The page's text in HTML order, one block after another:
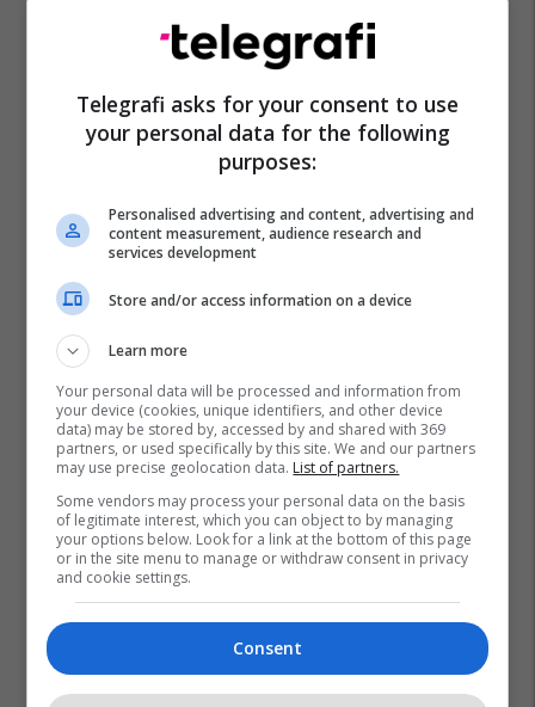
Telegrafi asks for your consent to use
your personal data for the following
purposes:
Personalised advertising and content, advertising and
content measurement, audience research and
services development
Store and/or access information on a device
Learn more
Your personal data will be processed and information from
your device (cookies, unique identifiers, and other device
data) may be stored by, accessed by and shared with 369
partners, or used specifically by this site. We and our partners
may use precise geolocation data. List of partners.
Some vendors may process your personal data on the basis
of legitimate interest, which you can object to by managing
your options below. Look for a link at the bottom of this page
or in the site menu to manage or withdraw consent in privacy
and cookie settings.
Consent